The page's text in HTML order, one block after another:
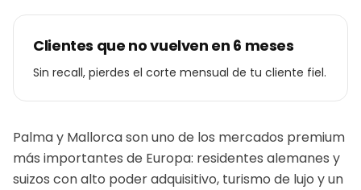
Clientes que no vuelven en 6 meses
Sin recall, pierdes el corte mensual de tu cliente fiel.
Palma y Mallorca son uno de los mercados premium
más importantes de Europa: residentes alemanes y
suizos con alto poder adquisitivo, turismo de lujo y un